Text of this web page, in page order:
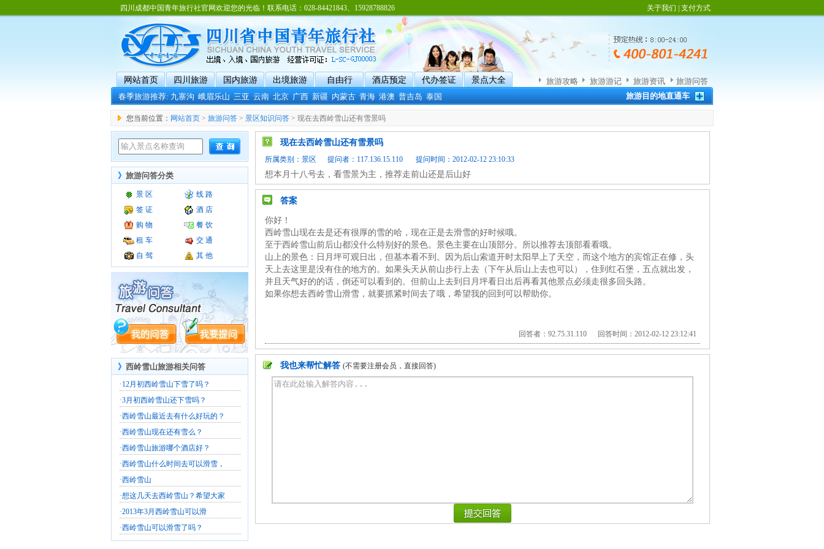
四川成都中国青年旅行社官网欢迎您的光临！联系电话：028-84421843、15928788826 关于我们 支付方式
网站首页 四川旅游 国内旅游 出境旅游 自由行 酒店预定 代办签证
景点大全
春季旅游推荐:九寨沟 峨眉乐山 三亚 云南 北京 广西 新疆 内蒙古 青海 港澳 普吉岛 泰国
旅游攻略 旅游游记 旅游资讯
旅游问答
旅游目的地直通车
您当前位置： 网站首页 > 旅游问答 > 景区知识问答 > 现在去西岭雪山还有雪景吗
》 旅游问答分类
景 区
线 路
签 证
酒 店
购 物
餐 饮
租 车
交 通
自 驾
其 他
》 西岭雪山旅游相关问答
·12月初西岭雪山下雪了吗？
·3月初西岭雪山还下雪吗？
·西岭雪山最近去有什么好玩的？
·西岭雪山现在还有雪么？
·西岭雪山旅游哪个酒店好？
·西岭雪山什么时间去可以滑雪，
·西岭雪山
·想这几天去西岭雪山？希望大家
·2013年3月西岭雪山可以滑
·西岭雪山可以滑雪了吗？
现在去西岭雪山还有雪景吗
所属类别： 景区 提问者：117.136.15.110 提问时间：2012-02-12 23:10:33
想本月十八号去，看雪景为主，推荐走前山还是后山好
答案
你好！
西岭雪山现在去是还有很厚的雪的哈，现在正是去滑雪的好时候哦。
至于西岭雪山前后山都没什么特别好的景色。景色主要在山顶部分。所以推荐去顶部看看哦。
山上的景色：日月坪可观日出，但基本看不到。因为后山索道开时太阳早上了天空，而这个地方的宾馆正在修，头
天上去这里是没有住的地方的。如果头天从前山步行上去（下午从后山上去也可以），住到红石堡，五点就出发，
并且天气好的的话，倒还可以看到的。但前山上去到日月坪看日出后再看其他景点必须走很多回头路。
如果你想去西岭雪山滑雪，就要抓紧时间去了哦，希望我的回到可以帮助你。
回答者：92.75.31.110 回答时间：2012-02-12 23:12:41
我也来帮忙解答 (不需要注册会员，直接回答)